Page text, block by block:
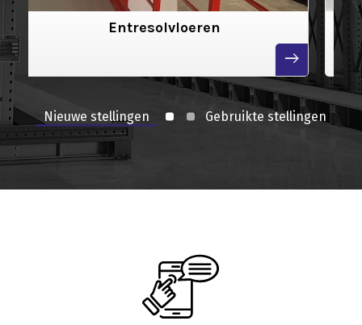
Archiefstellingen
read
more